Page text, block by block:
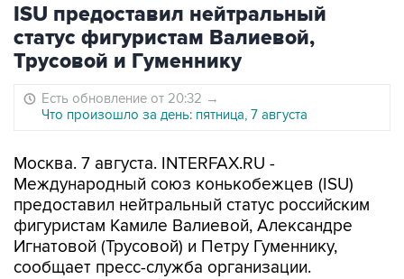
ISU предоставил нейтральный
статус фигуристам Валиевой,
Трусовой и Гуменнику
Есть обновление от 20:32 →
Что произошло за день: пятница, 7 августа
Москва. 7 августа. INTERFAX.RU -
Международный союз конькобежцев (ISU)
предоставил нейтральный статус российским
фигуристам Камиле Валиевой, Александре
Игнатовой (Трусовой) и Петру Гуменнику,
сообщает пресс-служба организации.